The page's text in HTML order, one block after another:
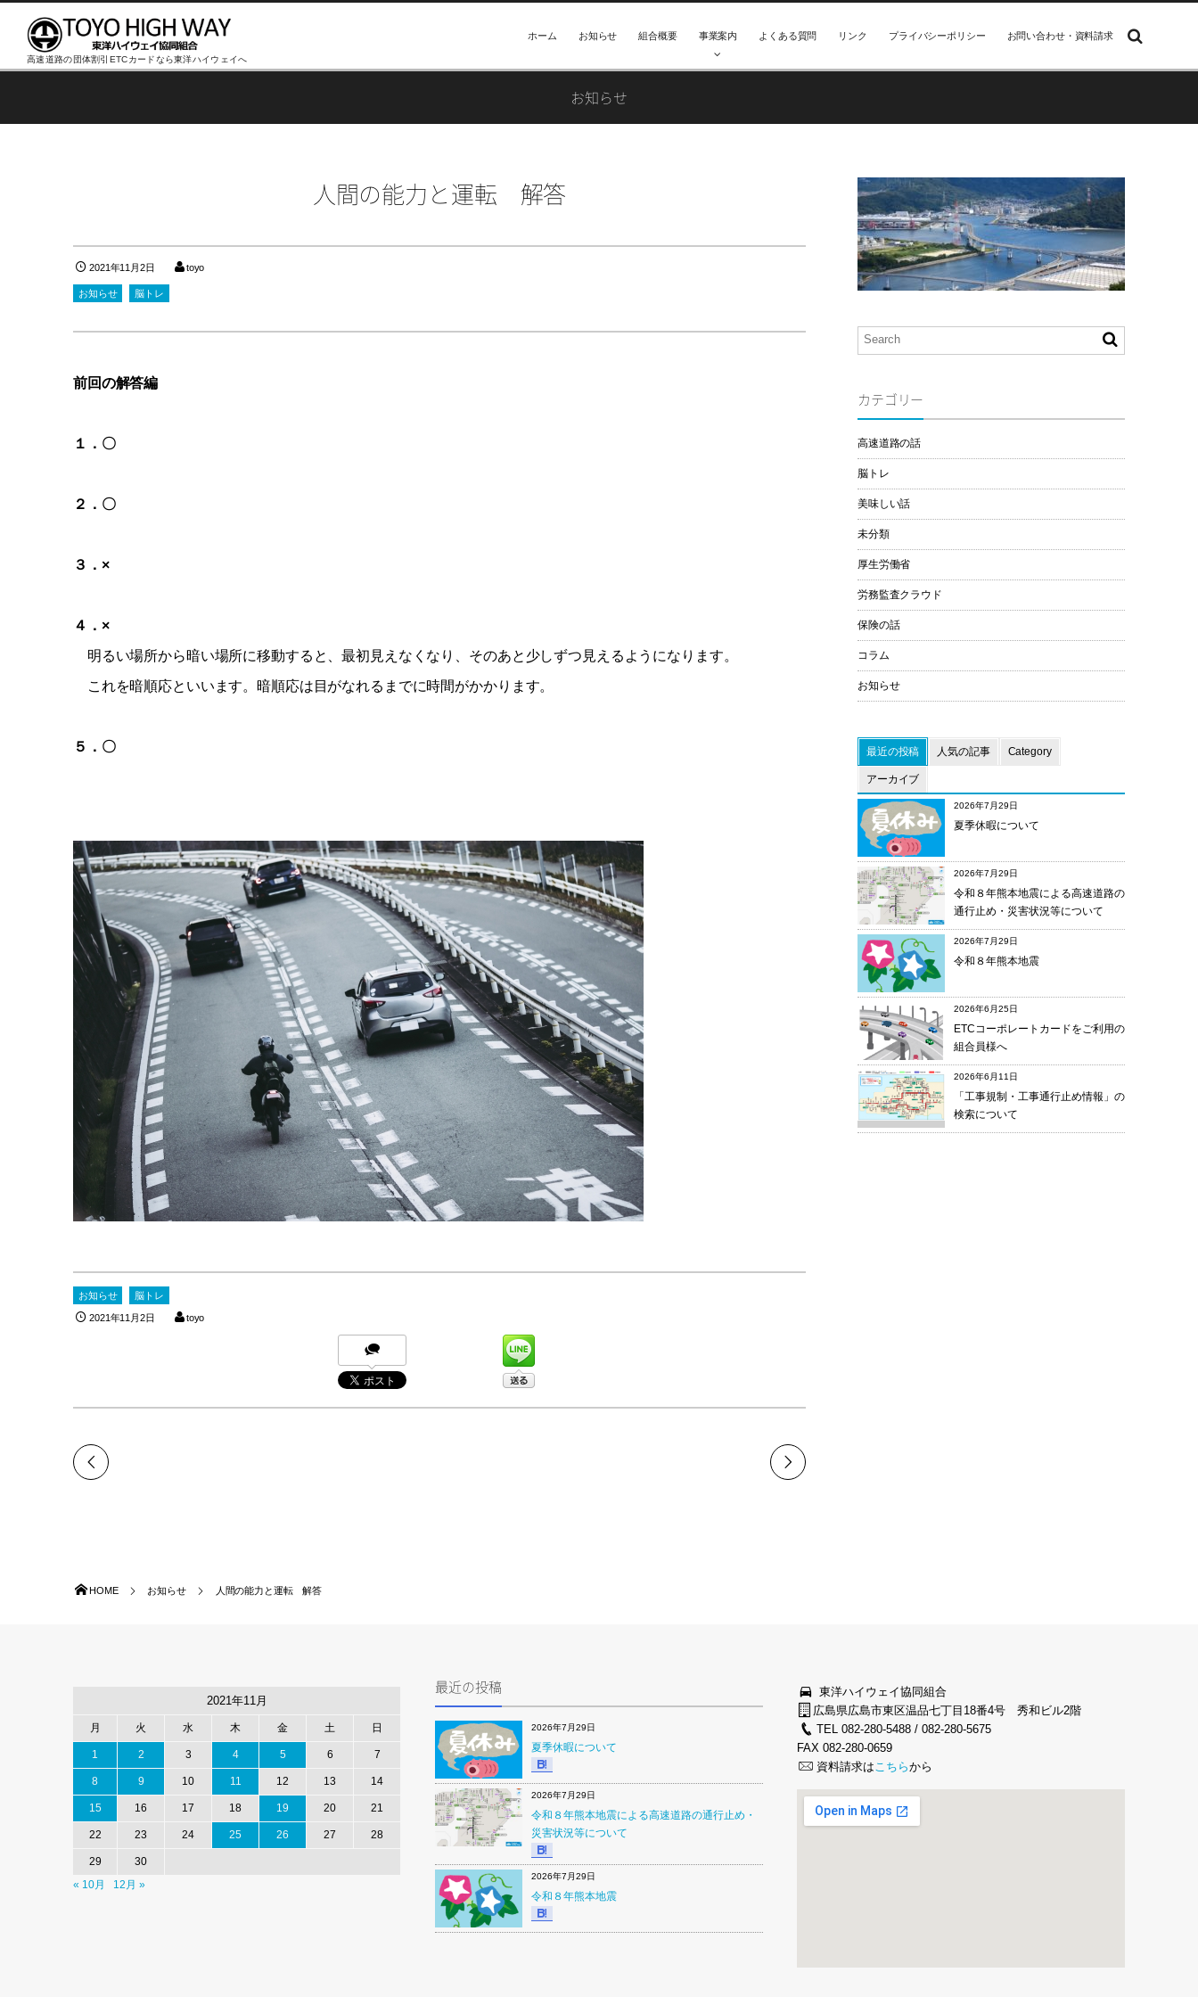
高速道路の団体割引ETCカードなら東洋ハイウェイへ
ホーム お知らせ 組合概要 事業案内 よくある質問 リンク プライバシーポリシー お問い合わせ・資料請求
お知らせ
人間の能力と運転 解答
2021年11月2日 toyo
お知らせ 脳トレ
前回の解答編
１．〇
２．〇
３．×
４．×
明るい場所から暗い場所に移動すると、最初見えなくなり、そのあと少しずつ見えるようになります。
これを暗順応といいます。暗順応は目がなれるまでに時間がかかります。
５．〇
お知らせ 脳トレ
2021年11月2日 toyo
カテゴリー
高速道路の話
脳トレ
美味しい話
未分類
厚生労働省
労務監査クラウド
保険の話
コラム
お知らせ
最近の投稿 人気の記事 Category
アーカイブ
2026年7月29日
夏季休暇について
2026年7月29日
令和８年熊本地震による高速道路の
通行止め・災害状況等について
2026年7月29日
令和８年熊本地震
2026年6月25日
ETCコーポレートカードをご利用の
組合員様へ
2026年6月11日
「工事規制・工事通行止め情報」の
検索について
HOME お知らせ 人間の能力と運転 解答
2021年11月
月 火 水 木 金 土 日
1 2 3 4 5 6 7
8 9 10 11 12 13 14
15 16 17 18 19 20 21
22 23 24 25 26 27 28
29
30
« 10月
12月 »
最近の投稿
2026年7月29日
夏季休暇について
2026年7月29日
令和８年熊本地震による高速道路の通行止め・
災害状況等について
2026年7月29日
令和８年熊本地震
東洋ハイウェイ協同組合
広島県広島市東区温品七丁目18番4号 秀和ビル2階
TEL 082-280-5488 / 082-280-5675
FAX 082-280-0659
資料請求はこちらから